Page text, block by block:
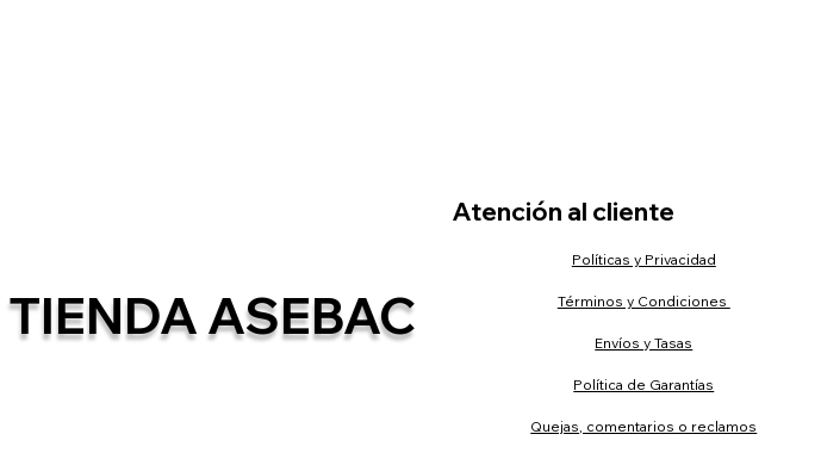
TIENDA ASEBAC
Atención al cliente
Políticas y Privacidad
Términos y Condiciones
Envíos y Tasas
Política de Garantías
Quejas, comentarios o reclamos